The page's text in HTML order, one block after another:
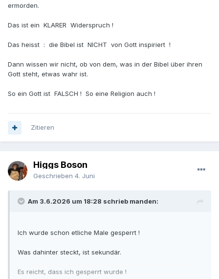
ermorden.
Das ist ein KLARER Widerspruch !
Das heisst : die Bibel ist NICHT von Gott inspiriert !
Dann wissen wir nicht, ob von dem, was in der Bibel über ihren
Gott steht, etwas wahr ist.
So ein Gott ist FALSCH ! So eine Religion auch !
Zitieren
Higgs Boson
Geschrieben 4. Juni
Am 3.6.2026 um 18:28 schrieb manden:
Ich wurde schon etliche Male gesperrt !
Was dahinter steckt, ist sekundär.
Es reicht, dass ich gesperrt wurde !